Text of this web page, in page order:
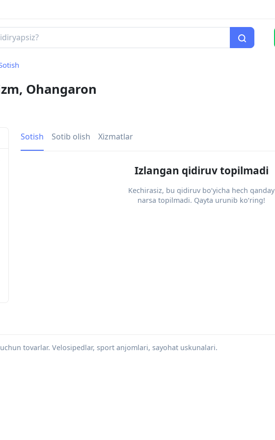
Ohangaron
Sotish Sotib olish Xizmatlar
Izlangan qidiruv topilmadi
Kechirasiz, bu qidiruv bo‘yicha hech qanday
narsa topilmadi. Qayta urunib ko‘ring!
tovarlar. Velosipedlar, sport anjomlari, sayohat uskunalari.